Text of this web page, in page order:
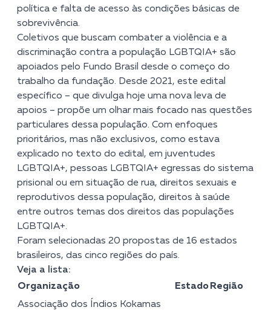
política e falta de acesso às condições básicas de
sobrevivência.
Coletivos que buscam combater a violência e a
discriminação contra a população LGBTQIA+ são
apoiados pelo Fundo Brasil desde o começo do
trabalho da fundação. Desde 2021, este edital
específico – que divulga hoje uma nova leva de
apoios – propõe um olhar mais focado nas questões
particulares dessa população. Com enfoques
prioritários, mas não exclusivos, como estava
explicado no texto do edital , em juventudes
LGBTQIA+, pessoas LGBTQIA+ egressas do sistema
prisional ou em situação de rua, direitos sexuais e
reprodutivos dessa população, direitos à saúde
entre outros temas dos direitos das populações
LGBTQIA+.
Foram selecionadas 20 propostas de 16 estados
brasileiros, das cinco regiões do país.
Veja a lista:
Organização
Estado Região
Associação dos Índios Kokamas